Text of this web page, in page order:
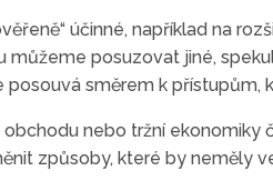
účinné, například na
posuzovat jiné,
směrem k přístupům,
nebo tržní ekonomiky
způsoby, které by neměly